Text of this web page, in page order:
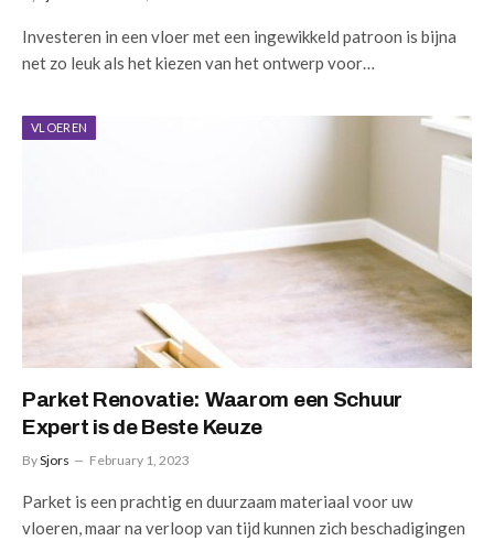
Investeren in een vloer met een ingewikkeld patroon is bijna
net zo leuk als het kiezen van het ontwerp voor…
VLOEREN
Parket Renovatie: Waarom een Schuur
Expert is de Beste Keuze
BySjors February 1, 2023
Parket is een prachtig en duurzaam materiaal voor uw
vloeren, maar na verloop van tijd kunnen zich beschadigingen